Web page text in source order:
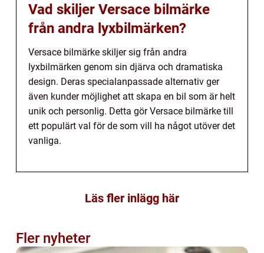
Vad skiljer Versace bilmärke
från andra lyxbilmärken?
Versace bilmärke skiljer sig från andra
lyxbilmärken genom sin djärva och dramatiska
design. Deras specialanpassade alternativ ger
även kunder möjlighet att skapa en bil som är helt
unik och personlig. Detta gör Versace bilmärke till
ett populärt val för de som vill ha något utöver det
vanliga.
Läs fler inlägg här
Fler nyheter